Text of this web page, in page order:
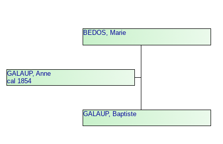
GALAUP, Anne
cal 1854
BEDOS, Marie
GALAUP, Baptiste